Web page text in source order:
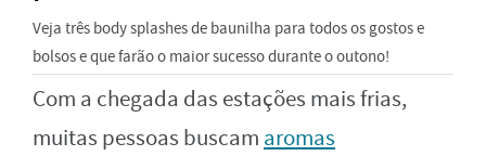
Veja três body splashes de baunilha para todos os gostos e
bolsos e que farão o maior sucesso durante o outono!
Com a chegada das estações mais frias,
muitas pessoas buscam aromas